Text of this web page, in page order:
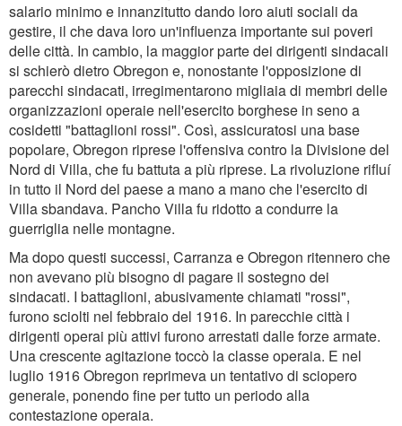
salario minimo e innanzitutto dando loro aiuti sociali da
gestire, il che dava loro un'influenza importante sui poveri
delle città. In cambio, la maggior parte dei dirigenti sindacali
si schierò dietro Obregon e, nonostante l'opposizione di
parecchi sindacati, irregimentarono migliaia di membri delle
organizzazioni operaie nell'esercito borghese in seno a
cosidetti "battaglioni rossi". Così, assicuratosi una base
popolare, Obregon riprese l'offensiva contro la Divisione del
Nord di Villa, che fu battuta a più riprese. La rivoluzione rifluí
in tutto il Nord del paese a mano a mano che l'esercito di
Villa sbandava. Pancho Villa fu ridotto a condurre la
guerriglia nelle montagne.
Ma dopo questi successi, Carranza e Obregon ritennero che
non avevano più bisogno di pagare il sostegno dei
sindacati. I battaglioni, abusivamente chiamati "rossi",
furono sciolti nel febbraio del 1916. In parecchie città i
dirigenti operai più attivi furono arrestati dalle forze armate.
Una crescente agitazione toccò la classe operaia. E nel
luglio 1916 Obregon reprimeva un tentativo di sciopero
generale, ponendo fine per tutto un periodo alla
contestazione operaia.